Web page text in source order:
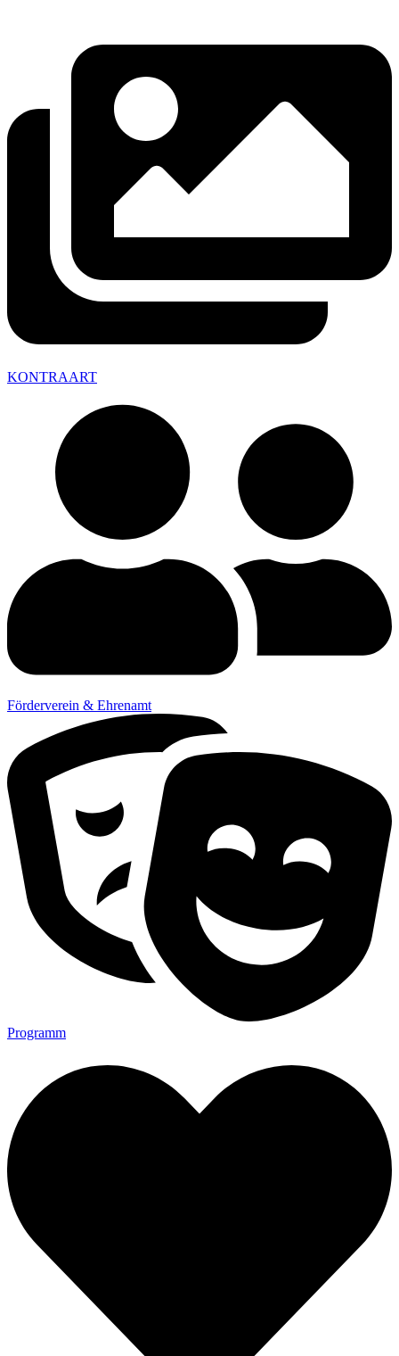
KONTRAART
Förderverein & Ehrenamt
Programm